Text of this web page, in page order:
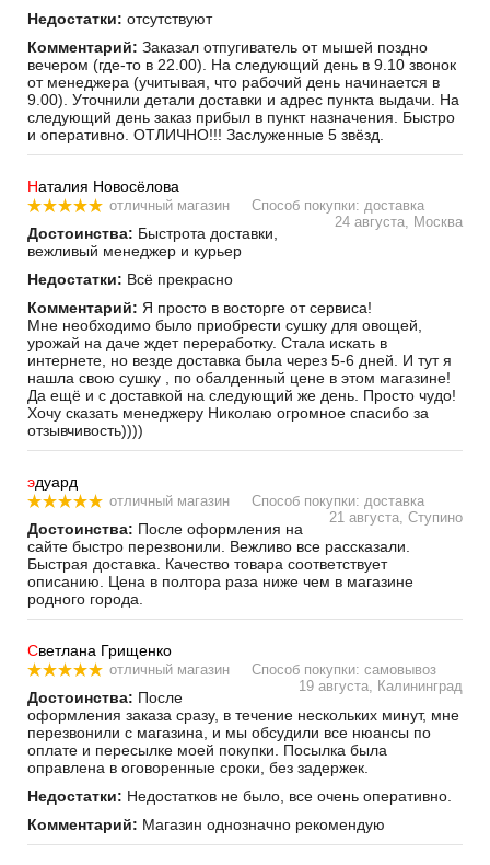
Недостатки: отсутствуют
Комментарий: Заказал отпугиватель от мышей поздно
вечером (где-то в 22.00). На следующий день в 9.10 звонок
от менеджера (учитывая, что рабочий день начинается в
9.00). Уточнили детали доставки и адрес пункта выдачи. На
следующий день заказ прибыл в пункт назначения. Быстро
и оперативно. ОТЛИЧНО!!! Заслуженные 5 звёзд.
Наталия Новосёлова
отличный магазин
Способ покупки: доставка
24 августа, Москва
Достоинства: Быстрота доставки,
вежливый менеджер и курьер
Недостатки: Всё прекрасно
Комментарий: Я просто в восторге от сервиса!
Мне необходимо было приобрести сушку для овощей,
урожай на даче ждет переработку. Стала искать в
интернете, но везде доставка была через 5-6 дней. И тут я
нашла свою сушку , по обалденный цене в этом магазине!
Да ещё и с доставкой на следующий же день. Просто чудо!
Хочу сказать менеджеру Николаю огромное спасибо за
отзывчивость))))
эдуард
отличный магазин
Способ покупки: доставка
21 августа, Ступино
Достоинства: После оформления на
сайте быстро перезвонили. Вежливо все рассказали.
Быстрая доставка. Качество товара соответствует
описанию. Цена в полтора раза ниже чем в магазине
родного города.
Светлана Грищенко
отличный магазин
Способ покупки: самовывоз
19 августа, Калининград
Достоинства: После
оформления заказа сразу, в течение нескольких минут, мне
перезвонили с магазина, и мы обсудили все нюансы по
оплате и пересылке моей покупки. Посылка была
оправлена в оговоренные сроки, без задержек.
Недостатки: Недостатков не было, все очень оперативно.
Комментарий: Магазин однозначно рекомендую